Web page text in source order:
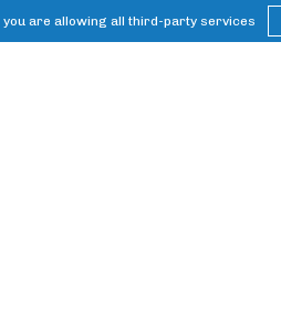
you are allowing all third-party services